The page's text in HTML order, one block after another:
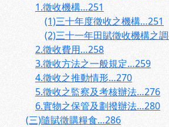
1.徵收機構…251
(1)三十年度徵收之機構…251
(2)三十一年田賦徵收機構之
2.徵收費用…258
3.徵收方法之一般規定…259
4.徵收之推動情形…270
5.徵收之監察及考核辦法…276
6.實物之保管及劃撥辦法…280
(三)隨賦徵購糧食…286